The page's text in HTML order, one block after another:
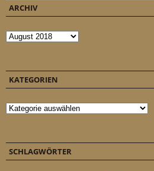
ARCHIV
Archiv
KATEGORIEN
Kategorien
SCHLAGWÖRTER